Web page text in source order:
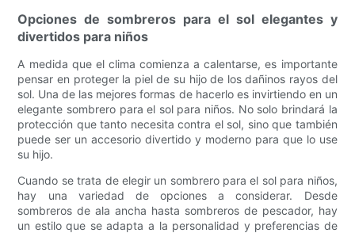
Opciones de sombreros para el sol elegantes y
divertidos para niños
A medida que el clima comienza a calentarse, es importante
pensar en proteger la piel de su hijo de los dañinos rayos del
sol. Una de las mejores formas de hacerlo es invirtiendo en un
elegante sombrero para el sol para niños. No solo brindará la
protección que tanto necesita contra el sol, sino que también
puede ser un accesorio divertido y moderno para que lo use
su hijo.
Cuando se trata de elegir un sombrero para el sol para niños,
hay una variedad de opciones a considerar. Desde
sombreros de ala ancha hasta sombreros de pescador, hay
un estilo que se adapta a la personalidad y preferencias de